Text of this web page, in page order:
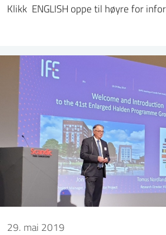
Klikk ENGLISH oppe til høyre for
29. mai 2019